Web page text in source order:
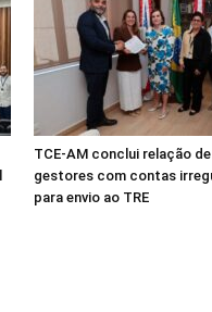
TCE-AM conclui relação de
gestores com contas
para envio ao TRE